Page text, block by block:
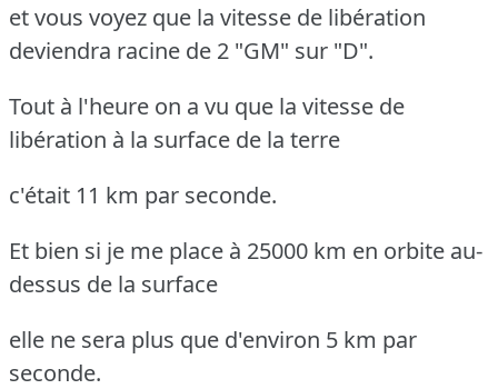
et vous voyez que la vitesse de libération
deviendra racine de 2 "GM" sur "D".
Tout à l'heure on a vu que la vitesse de
libération à la surface de la terre
c'était 11 km par seconde.
Et bien si je me place à 25000 km en orbite au-
dessus de la surface
elle ne sera plus que d'environ 5 km par
seconde.